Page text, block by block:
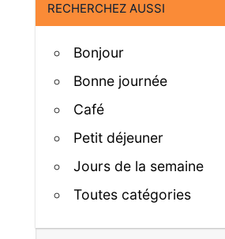
RECHERCHEZ AUSSI
Bonjour
Bonne journée
Café
Petit déjeuner
Jours de la semaine
Toutes catégories